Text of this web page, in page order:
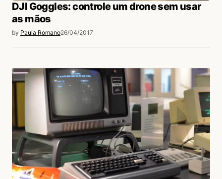
DJI Goggles: controle um drone sem usar
as mãos
by Paula Romano26/04/2017